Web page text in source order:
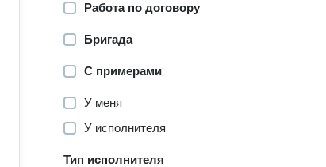
Работа по договору
Бригада
С примерами
У меня
У исполнителя
Тип исполнителя